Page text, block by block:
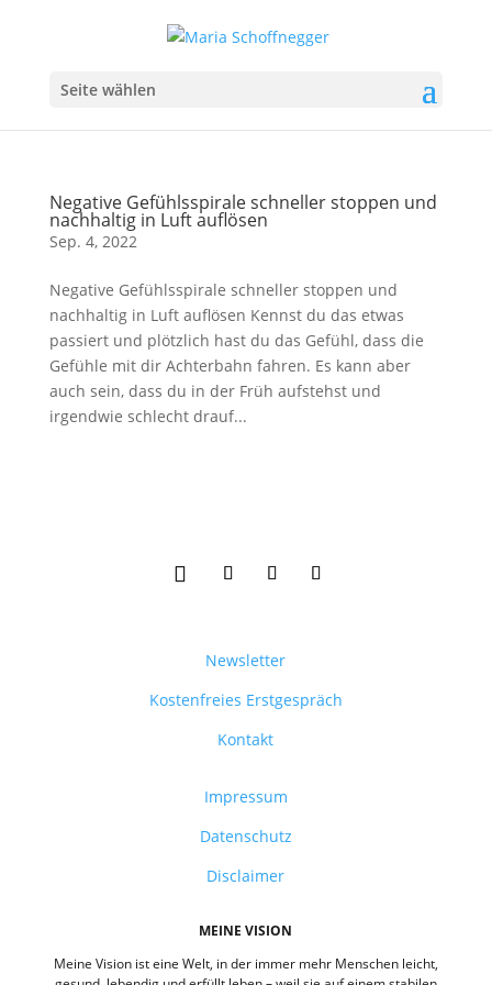
Seite wählen
Negative Gefühlsspirale schneller stoppen und
nachhaltig in Luft auflösen
Sep. 4, 2022
Negative Gefühlsspirale schneller stoppen und
nachhaltig in Luft auflösen Kennst du das etwas
passiert und plötzlich hast du das Gefühl, dass die
Gefühle mit dir Achterbahn fahren. Es kann aber
auch sein, dass du in der Früh aufstehst und
irgendwie schlecht drauf...
Newsletter
Kostenfreies Erstgespräch
Kontakt
Impressum
Datenschutz
Disclaimer
MEINE VISION
Meine Vision ist eine Welt, in der immer mehr Menschen leicht,